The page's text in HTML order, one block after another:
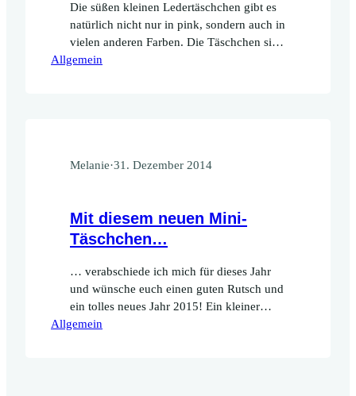
Die süßen kleinen Ledertäschchen gibt es
natürlich nicht nur in pink, sondern auch in
vielen anderen Farben. Die Täschchen sind
perfekt als Aufbewahrung für
ab sofort im Shop erhältlich.
Allgemein
Melanie·31. Dezember 2014
Mit diesem neuen Mini-
Täschchen…
… verabschiede ich mich für dieses Jahr
und wünsche euch einen guten Rutsch und
ein tolles neues Jahr 2015! Ein kleiner
Hinweis noch: Vom 2. bis 9. Januar bleibt
Allgemein